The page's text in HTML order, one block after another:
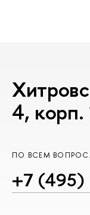
4, корп.
ПО ВСЕМ
+7 (495)